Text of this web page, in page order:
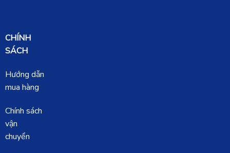
CHÍNH
SÁCH
Hướng dẫn
mua hàng
Chính sách
vận
chuyển